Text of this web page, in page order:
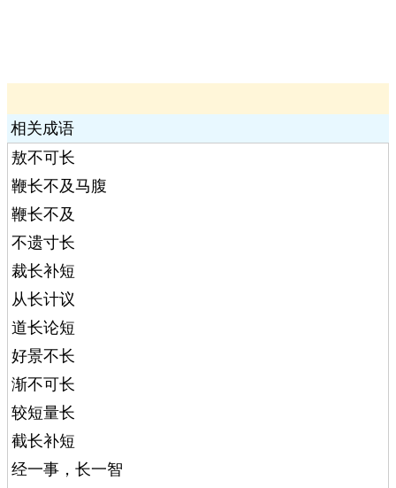
相关成语
敖不可长
鞭长不及马腹
鞭长不及
不遗寸长
裁长补短
从长计议
道长论短
好景不长
渐不可长
较短量长
截长补短
经一事，长一智